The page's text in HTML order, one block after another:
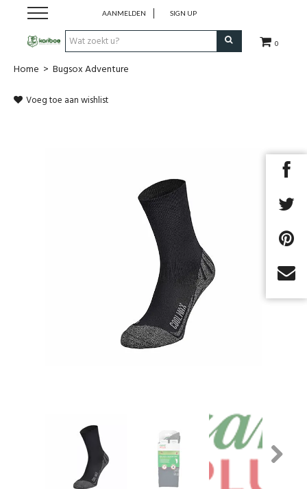
0
AANMELDEN SIGN UP
Cadeaubon
Home > Bugsox Adventure
Voeg toe aan wishlist
Next